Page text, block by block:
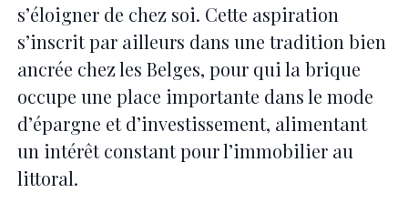
s’éloigner de chez soi. Cette aspiration
s’inscrit par ailleurs dans une tradition bien
ancrée chez les Belges, pour qui la brique
occupe une place importante dans le mode
d’épargne et d’investissement, alimentant
un intérêt constant pour l’immobilier au
littoral.